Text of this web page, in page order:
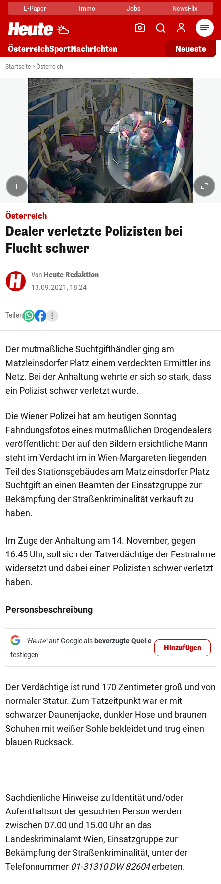
E-Paper Immo Jobs NewsFlix
ÖsterreichSportNachrichten Neueste
Startseite Österreich
i
Österreich
Dealer verletzte Polizisten bei
Flucht schwer
Von Heute Redaktion
13.09.2021, 18:24
Teilen
Der mutmaßliche Suchtgifthändler ging am
Matzleinsdorfer Platz einem verdeckten Ermittler ins
Netz. Bei der Anhaltung wehrte er sich so stark, dass
ein Polizist schwer verletzt wurde.
Die Wiener Polizei hat am heutigen Sonntag
Fahndungsfotos eines mutmaßlichen Drogendealers
veröffentlicht: Der auf den Bildern ersichtliche Mann
steht im Verdacht im in Wien-Margareten liegenden
Teil des Stationsgebäudes am Matzleinsdorfer Platz
Suchtgift an einen Beamten der Einsatzgruppe zur
Bekämpfung der Straßenkriminalität verkauft zu
haben.
Im Zuge der Anhaltung am 14. November, gegen
16.45 Uhr, soll sich der Tatverdächtige der Festnahme
widersetzt und dabei einen Polizisten schwer verletzt
haben.
Personsbeschreibung
"Heute"auf Google als bevorzugte Quelle
festlegen
Hinzufügen
Der Verdächtige ist rund 170 Zentimeter groß und von
normaler Statur. Zum Tatzeitpunkt war er mit
schwarzer Daunenjacke, dunkler Hose und braunen
Schuhen mit weißer Sohle bekleidet und trug einen
blauen Rucksack.
Sachdienliche Hinweise zu Identität und/oder
Aufenthaltsort der gesuchten Person werden
zwischen 07.00 und 15.00 Uhr an das
Landeskriminalamt Wien, Einsatzgruppe zur
Bekämpfung der Straßenkriminalität, unter der
Telefonnummer 01-31310 DW 82604erbeten.